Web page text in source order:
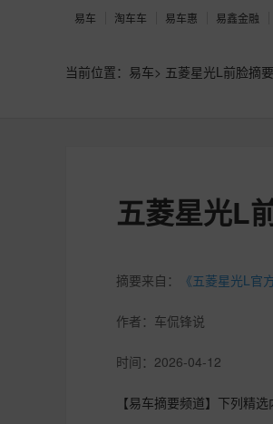
易车 淘车车 易车惠 易鑫金融
当前位置： 易车> 五菱星光L前脸摘要
五菱星光L
摘要来自： 《五菱星光L官
作者： 车侃锋说
时间： 2026-04-12
【易车摘要频道】下列精